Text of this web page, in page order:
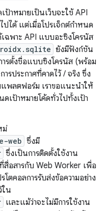
ป้าหมายเป็นเว็บจะใช้ API
ได้ แต่เมื่อโปรเจ็กต์กำหนด
ฉพาะ API แบบอะซิงโครนัส
ยังมีฟังก์ชัน
รตั้งชื่อแบบซิงโครนัส (พร้อม
รประกาศที่คาดไว้ / จริง ซึ่ง
พลตฟอร์ม เราขอแนะนําให้
เป้าหมายโค้ดทั่วไปทั้งเป้า
ม่
web ซึ่งมี
ซึ่งเป็นการติดตั้งใช้งาน
สื่อสารกับ Web Worker เพื่อ
ตคอลการรับส่งข้อความอย่าง
ใน
และแม้ว่าจะไม่มีการใช้งาน